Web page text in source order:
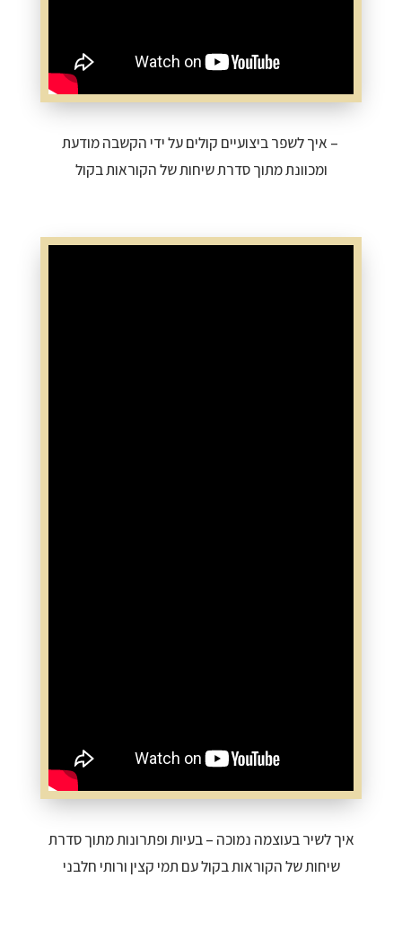
– איך לשפר ביצועיים קולים על ידי הקשבה מודעת
ומכוונת מתוך סדרת שיחות של הקוראות בקול
איך לשיר בעוצמה נמוכה – בעיות ופתרונות מתוך סדרת
שיחות של הקוראות בקול עם תמי קצין ורותי חלבני